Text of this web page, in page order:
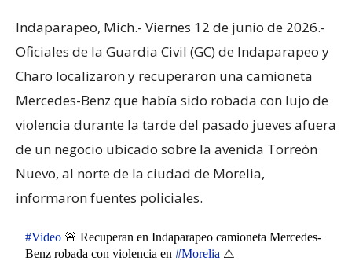
Indaparapeo, Mich.- Viernes 12 de junio de 2026.-
Oficiales de la Guardia Civil (GC) de Indaparapeo y
Charo localizaron y recuperaron una camioneta
Mercedes-Benz que había sido robada con lujo de
violencia durante la tarde del pasado jueves afuera
de un negocio ubicado sobre la avenida Torreón
Nuevo, al norte de la ciudad de Morelia,
informaron fuentes policiales.
#Video 🚨 Recuperan en Indaparapeo camioneta Mercedes-
Benz robada con violencia en#Morelia ⚠️